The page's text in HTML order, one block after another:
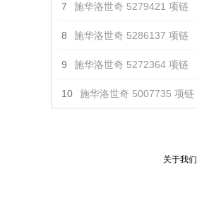
7 施华洛世奇 5279421 项链
8 施华洛世奇 5286137 项链
9 施华洛世奇 5272364 项链
10 施华洛世奇 5007735 项链
关于我们